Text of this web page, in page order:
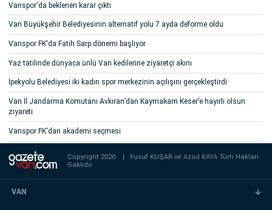
Vanspor'da beklenen karar çıktı
Van Büyükşehir Belediyesinin alternatif yolu 7 ayda deforme oldu
Vanspor FK'da Fatih Sarp dönemi başlıyor
Yaz tatilinde dünyaca ünlü Van kedilerine ziyaretçi akını
İpekyolu Belediyesi iki kadın spor merkezinin açılışını gerçekleştirdi
Van İl Jandarma Komutanı Avkıran’dan Kaymakam Keser’e hayırlı olsun
ziyareti
Vanspor FK'dan akademi seçmesi
Copyright 2020 Yusuf KUŞAR veAzad KAYATüm Hakları
Saklıdır.
VAN